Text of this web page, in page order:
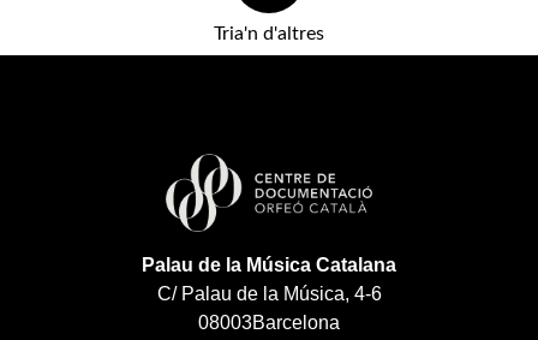
Tria'n d'altres
Palau de la Música Catalana
C/ Palau de la Música, 4-6
08003Barcelona